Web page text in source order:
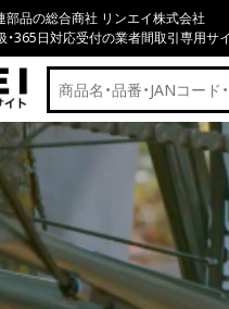
部品の総合商社 リンエイ株式会社
365日対応受付の業者間取引専用サ